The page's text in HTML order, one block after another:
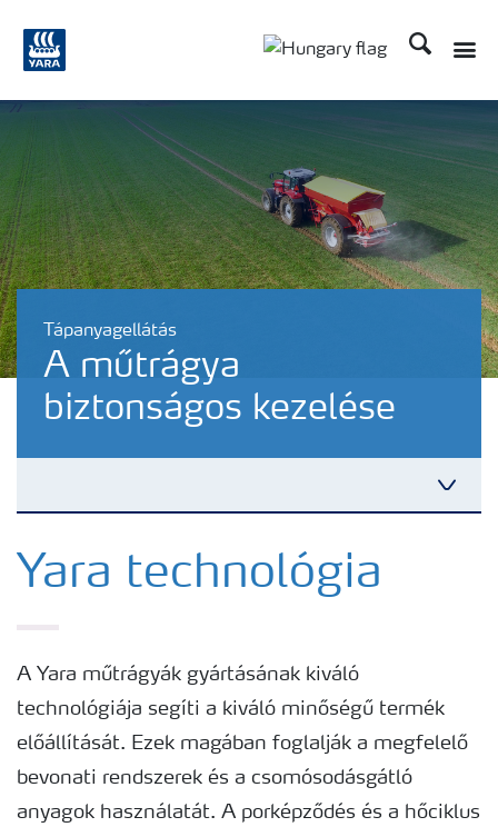
Keresés
Tápanyagellátás
A műtrágya
biztonságos kezelése
Tápanyagellátási megoldások
Kísérleti eredmények
Yara technológia
A Yara műtrágyák gyártásának kiváló
technológiája segíti a kiváló minőségű termék
előállítását. Ezek magában foglalják a megfelelő
bevonati rendszerek és a csomósodásgátló
anyagok használatát. A porképződés és a hőciklus